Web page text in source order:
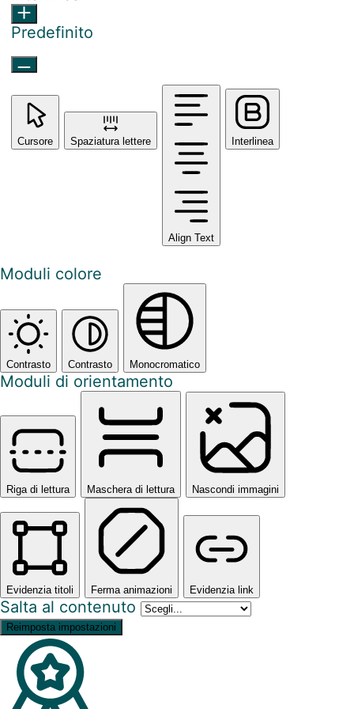
Predefinito
Cursore Spaziatura lettere
Align Text
Interlinea
Moduli colore
Contrasto Contrasto Monocromatico
Moduli di orientamento
Riga di lettura Maschera di lettura Nascondi immagini
Evidenzia titoli Ferma animazioni Evidenzia link
Salta al contenuto
Reimposta impostazioni